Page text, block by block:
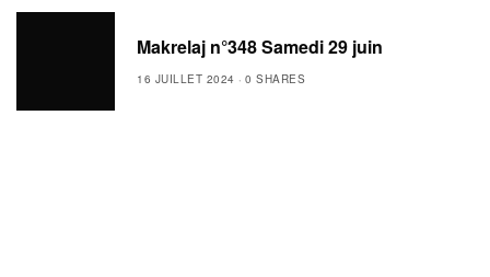
Makrelaj n°348 Samedi 29 juin
16 JUILLET 2024 0 SHARES